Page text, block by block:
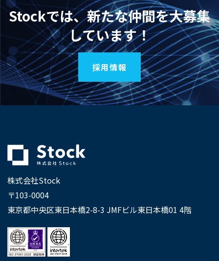
Stockでは、新たな仲間を大募集
しています！
採用情報
株式会社Stock
〒103-0004
東京都中央区東日本橋2-8-3 JMFビル東日本橋01 4階